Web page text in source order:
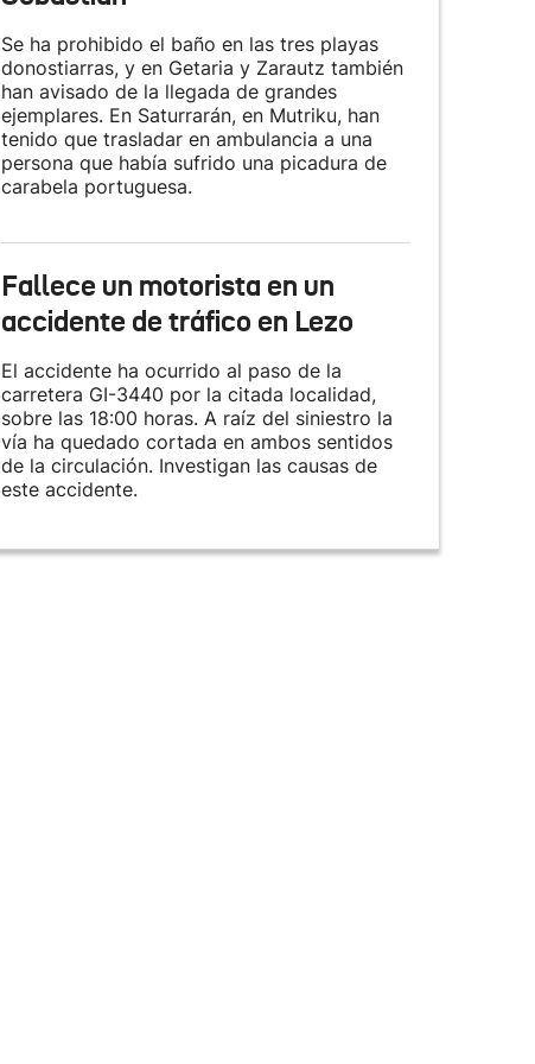
Se ha prohibido el baño en las tres playas
donostiarras, y en Getaria y Zarautz también
han avisado de la llegada de grandes
ejemplares. En Saturrarán, en Mutriku, han
tenido que trasladar en ambulancia a una
persona que había sufrido una picadura de
carabela portuguesa.
Fallece un motorista en un
accidente de tráfico en Lezo
El accidente ha ocurrido al paso de la
carretera GI-3440 por la citada localidad,
sobre las 18:00 horas. A raíz del siniestro la
vía ha quedado cortada en ambos sentidos
de la circulación. Investigan las causas de
este accidente.